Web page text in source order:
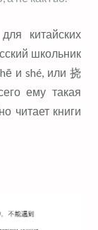
китайских
школьник
и shé, или 挠
ему такая
читает книги